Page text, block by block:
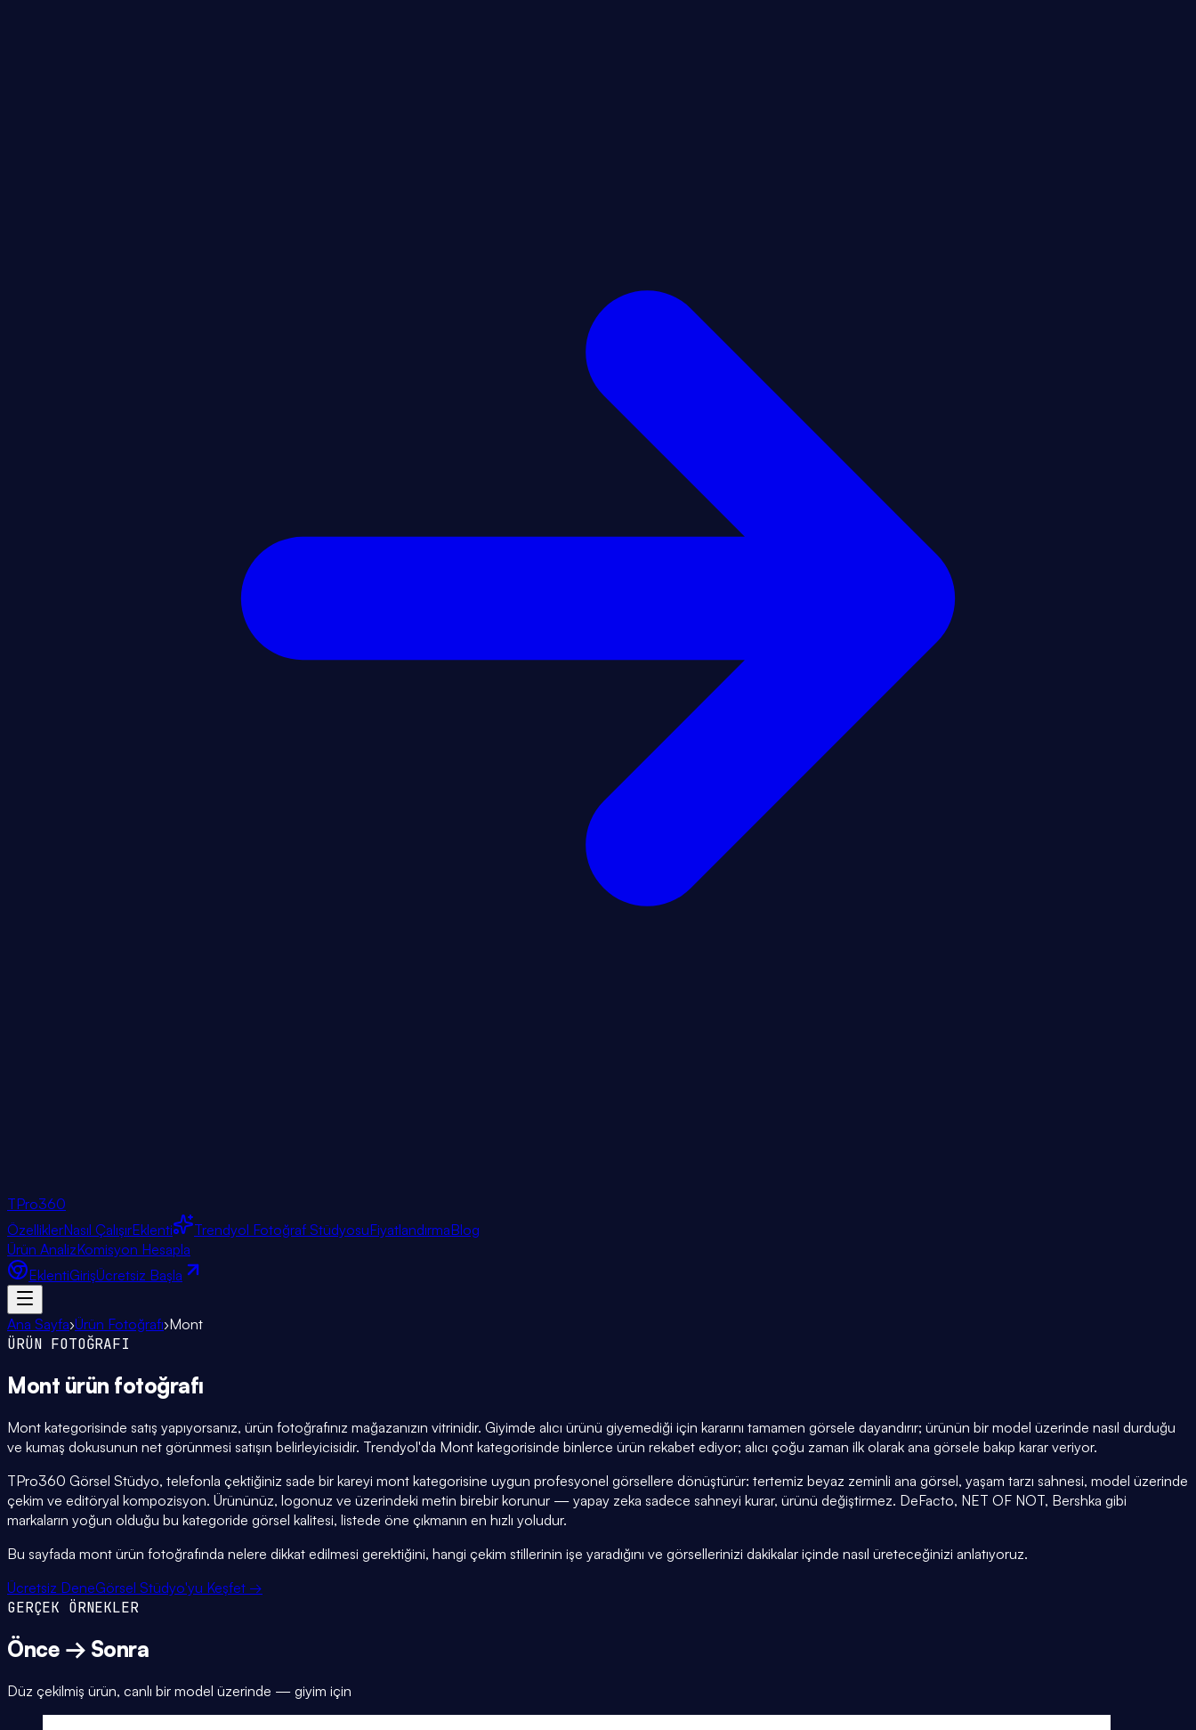
TPro360
ÖzelliklerNasıl ÇalışırEklenti Trendyol Fotoğraf StüdyosuFiyatlandırmaBlog
Ürün AnalizKomisyon Hesapla
EklentiGirişÜcretsiz Başla
Ana Sayfa›Ürün Fotoğrafı›Mont
ÜRÜN FOTOĞRAFI
Mont ürün fotoğrafı
Mont kategorisinde satış yapıyorsanız, ürün fotoğrafınız mağazanızın vitrinidir. Giyimde alıcı ürünü giyemediği için kararını tamamen görsele dayandırır; ürünün bir model üzerinde nasıl durduğu
ve kumaş dokusunun net görünmesi satışın belirleyicisidir. Trendyol'da Mont kategorisinde binlerce ürün rekabet ediyor; alıcı çoğu zaman ilk olarak ana görsele bakıp karar veriyor.
TPro360 Görsel Stüdyo, telefonla çektiğiniz sade bir kareyi mont kategorisine uygun profesyonel görsellere dönüştürür: tertemiz beyaz zeminli ana görsel, yaşam tarzı sahnesi, model üzerinde
çekim ve editöryal kompozisyon. Ürününüz, logonuz ve üzerindeki metin birebir korunur — yapay zeka sadece sahneyi kurar, ürünü değiştirmez. DeFacto, NET OF NOT, Bershka gibi
markaların yoğun olduğu bu kategoride görsel kalitesi, listede öne çıkmanın en hızlı yoludur.
Bu sayfada mont ürün fotoğrafında nelere dikkat edilmesi gerektiğini, hangi çekim stillerinin işe yaradığını ve görsellerinizi dakikalar içinde nasıl üreteceğinizi anlatıyoruz.
Ücretsiz DeneGörsel Stüdyo'yu Keşfet →
GERÇEK ÖRNEKLER
Önce → Sonra
Düz çekilmiş ürün, canlı bir model üzerinde — giyim için